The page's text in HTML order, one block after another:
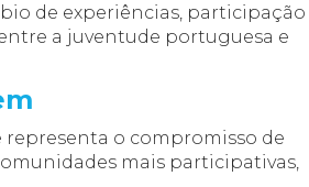
de experiências, participação
a juventude portuguesa e
representa o compromisso de
mais participativas,